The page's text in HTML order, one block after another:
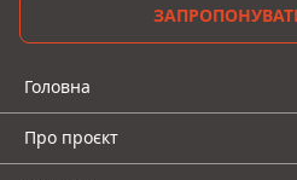
Головна
Про проєкт